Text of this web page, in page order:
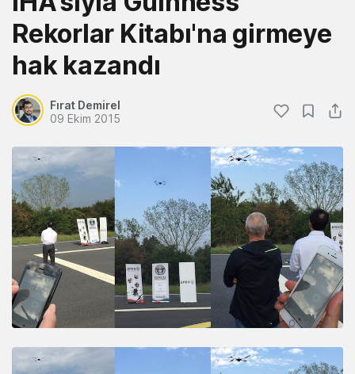
Rekorlar Kitabı'na girmeye
hak kazandı
Fırat Demirel
09 Ekim 2015